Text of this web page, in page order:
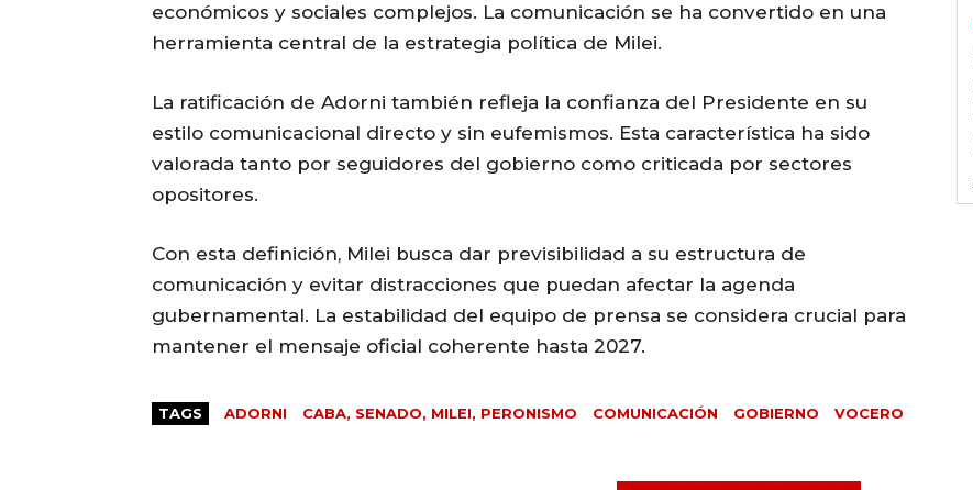
económicos y sociales complejos. La comunicación se ha convertido en una
herramienta central de la estrategia política de Milei.
La ratificación de Adorni también refleja la confianza del Presidente en su
estilo comunicacional directo y sin eufemismos. Esta característica ha sido
valorada tanto por seguidores del gobierno como criticada por sectores
opositores.
Con esta definición, Milei busca dar previsibilidad a su estructura de
comunicación y evitar distracciones que puedan afectar la agenda
gubernamental. La estabilidad del equipo de prensa se considera crucial para
mantener el mensaje oficial coherente hasta 2027.
TAGS ADORNI CABA, SENADO, MILEI, PERONISMO COMUNICACIÓN GOBIERNO VOCERO